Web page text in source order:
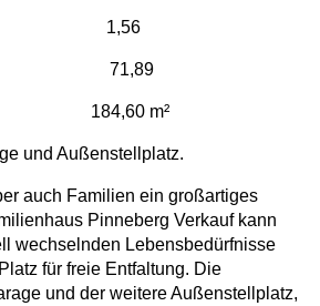
71,89
m²
und Außenstellplatz.
auch Familien ein großartiges
Pinneberg Verkauf kann
wechselnden Lebensbedürfnisse
für freie Entfaltung. Die
und der weitere Außenstellplatz,